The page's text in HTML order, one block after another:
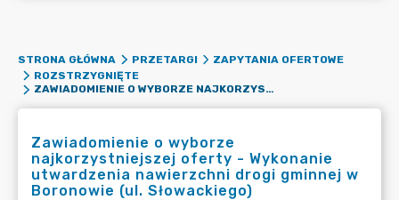
STRONA GŁÓWNA PRZETARGI
ZAPYTANIA OFERTOWE
ROZSTRZYGNIĘTE
ZAWIADOMIENIE O WYBORZE NAJKORZYSTNIEJSZEJ OFERTY - WYKONANIE UTWARDZENIA NAWIERZCHNI DROGI GMINNEJ W BORONOWIE (UL. SŁOWACKIEGO)
Zawiadomienie o wyborze
najkorzystniejszej oferty - Wykonanie
utwardzenia nawierzchni drogi gminnej w
Boronowie (ul. Słowackiego)